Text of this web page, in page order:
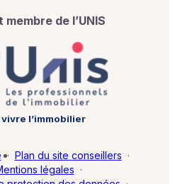
membre de l’UNIS
l’immobilier
· Plan du site conseillers ·
légales ·